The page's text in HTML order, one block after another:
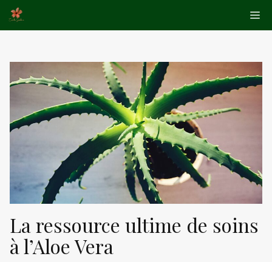
Aller
au
La ressource ultime de soins
à l’Aloe Vera